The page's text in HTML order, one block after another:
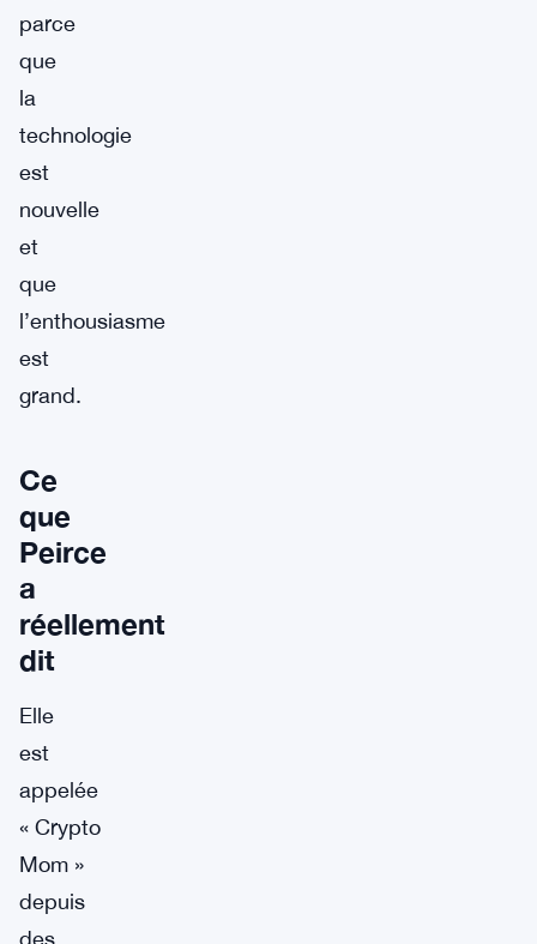
parce
que
la
technologie
est
nouvelle
et
que
l’enthousiasme
est
grand.
Ce
que
Peirce
a
réellement
dit
Elle
est
appelée
« Crypto
Mom »
depuis
des